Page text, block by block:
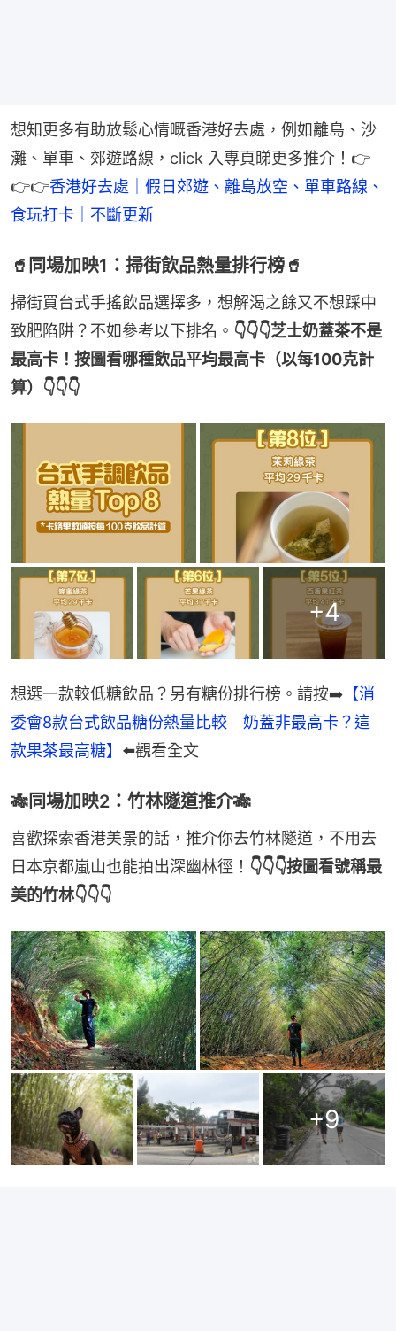
想知更多有助放鬆心情嘅香港好去處，例如離島、沙
灘、單車、郊遊路線，click 入專頁睇更多推介！👉
👉👉香港好去處｜假日郊遊、離島放空、單車路線、
食玩打卡｜不斷更新
🥤同場加映1：掃街飲品熱量排行榜🥤
掃街買台式手搖飲品選擇多，想解渴之餘又不想踩中
致肥陷阱？不如參考以下排名。 👇👇👇芝士奶蓋茶不是
最高卡！按圖看哪種飲品平均最高卡（以每100克計
算）👇👇👇
+4
想選一款較低糖飲品？另有糖份排行榜。請按➡️ 【消
委會8款台式飲品糖份熱量比較　奶蓋非最高卡？這
款果茶最高糖】 ⬅️觀看全文
🎋同場加映2：竹林隧道推介🎋
喜歡探索香港美景的話，推介你去竹林隧道，不用去
日本京都嵐山也能拍出深幽林徑！ 👇👇👇按圖看號稱最
美的竹林👇👇👇
+9